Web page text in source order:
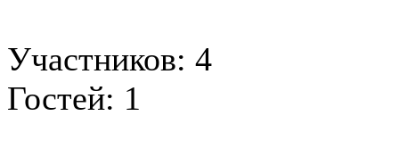
Участников: 4
Гостей: 1